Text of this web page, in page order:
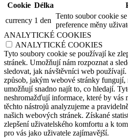
Cookie Délka
currency 1 den
Tento soubor cookie
preference měny
ANALYTICKÉ COOKIES
ANALYTICKÉ COOKIES
Tyto soubory cookie se používají ke
stránek. Umožňují nám rozpoznat a
sledovat, jak návštěvníci web
způsob, jakým webové stránky
umožňují snadno najít to, co hledají.
neshromažďují informace, které by
těchto nástrojů analyzujeme a
našich webových stránek. Získané
zlepšení uživatelského komfortu a k
pro vás jako uživatele zajímavější.